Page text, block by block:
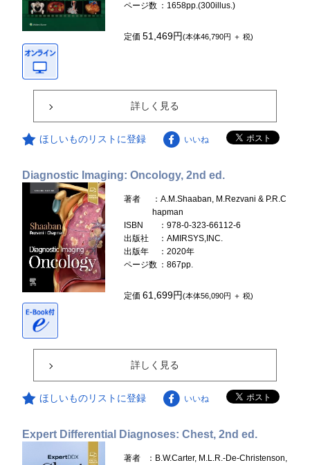
ページ数 ：1658pp.(300illus.)
定価51,469円(本体46,790円 ＋ 税)
詳しく見る
ほしいものリストに登録 いいね
Diagnostic Imaging: Oncology, 2nd ed.
著者
：A.M.Shaaban, M.Rezvani & P.R.C
hapman
ISBN
：978-0-323-66112-6
出版社
：AMIRSYS,INC.
出版年
：2020年
ページ数 ：867pp.
定価61,699円(本体56,090円 ＋ 税)
詳しく見る
ほしいものリストに登録 いいね
Expert Differential Diagnoses: Chest, 2nd ed.
著者
：B.W.Carter, M.L.R.-De-Christenson,